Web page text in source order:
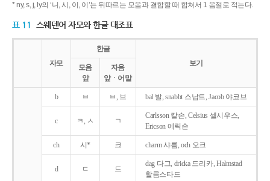
* ny, s, j, ly의 ‘니, 시, 이, 이’는 뒤따르는 모음과 결합할 때 합쳐서 1 음절로 적는다.
표 11 스웨덴어 자모와 한글 대조표
자모
한글
보기
모음
앞
자음
앞ㆍ어말
b ㅂ ㅂ, 브 bal 발, snabbt 스납트, Jacob 야코브
c ㅋ, ㅅ ㄱ
Carlsson 칼손, Celsius 셀시우스,
Ericson 에릭손
ch 시* 크 charm 샤름, och 오크
d ㄷ 드
dag 다그, dricka 드리카, Halmstad
할름스타드